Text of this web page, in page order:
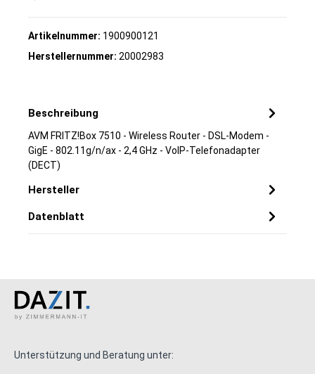
Artikelnummer: 1900900121
Herstellernummer: 20002983
Beschreibung
AVM FRITZ!Box 7510 - Wireless Router - DSL-Modem -
GigE - 802.11g/n/ax - 2,4 GHz - VoIP-Telefonadapter
(DECT)
Hersteller
Datenblatt
Unterstützung und Beratung unter: